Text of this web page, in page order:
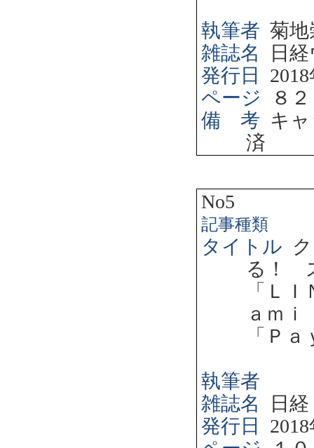
執筆者 菊地
雑誌名
日
発行日
2018
ページ
８
備 考 キ
済
No5
記事種類
タイトル
る！
「Ｌ
ａｍ
「Ｐ
執筆者
雑誌名
日
発行日
2018